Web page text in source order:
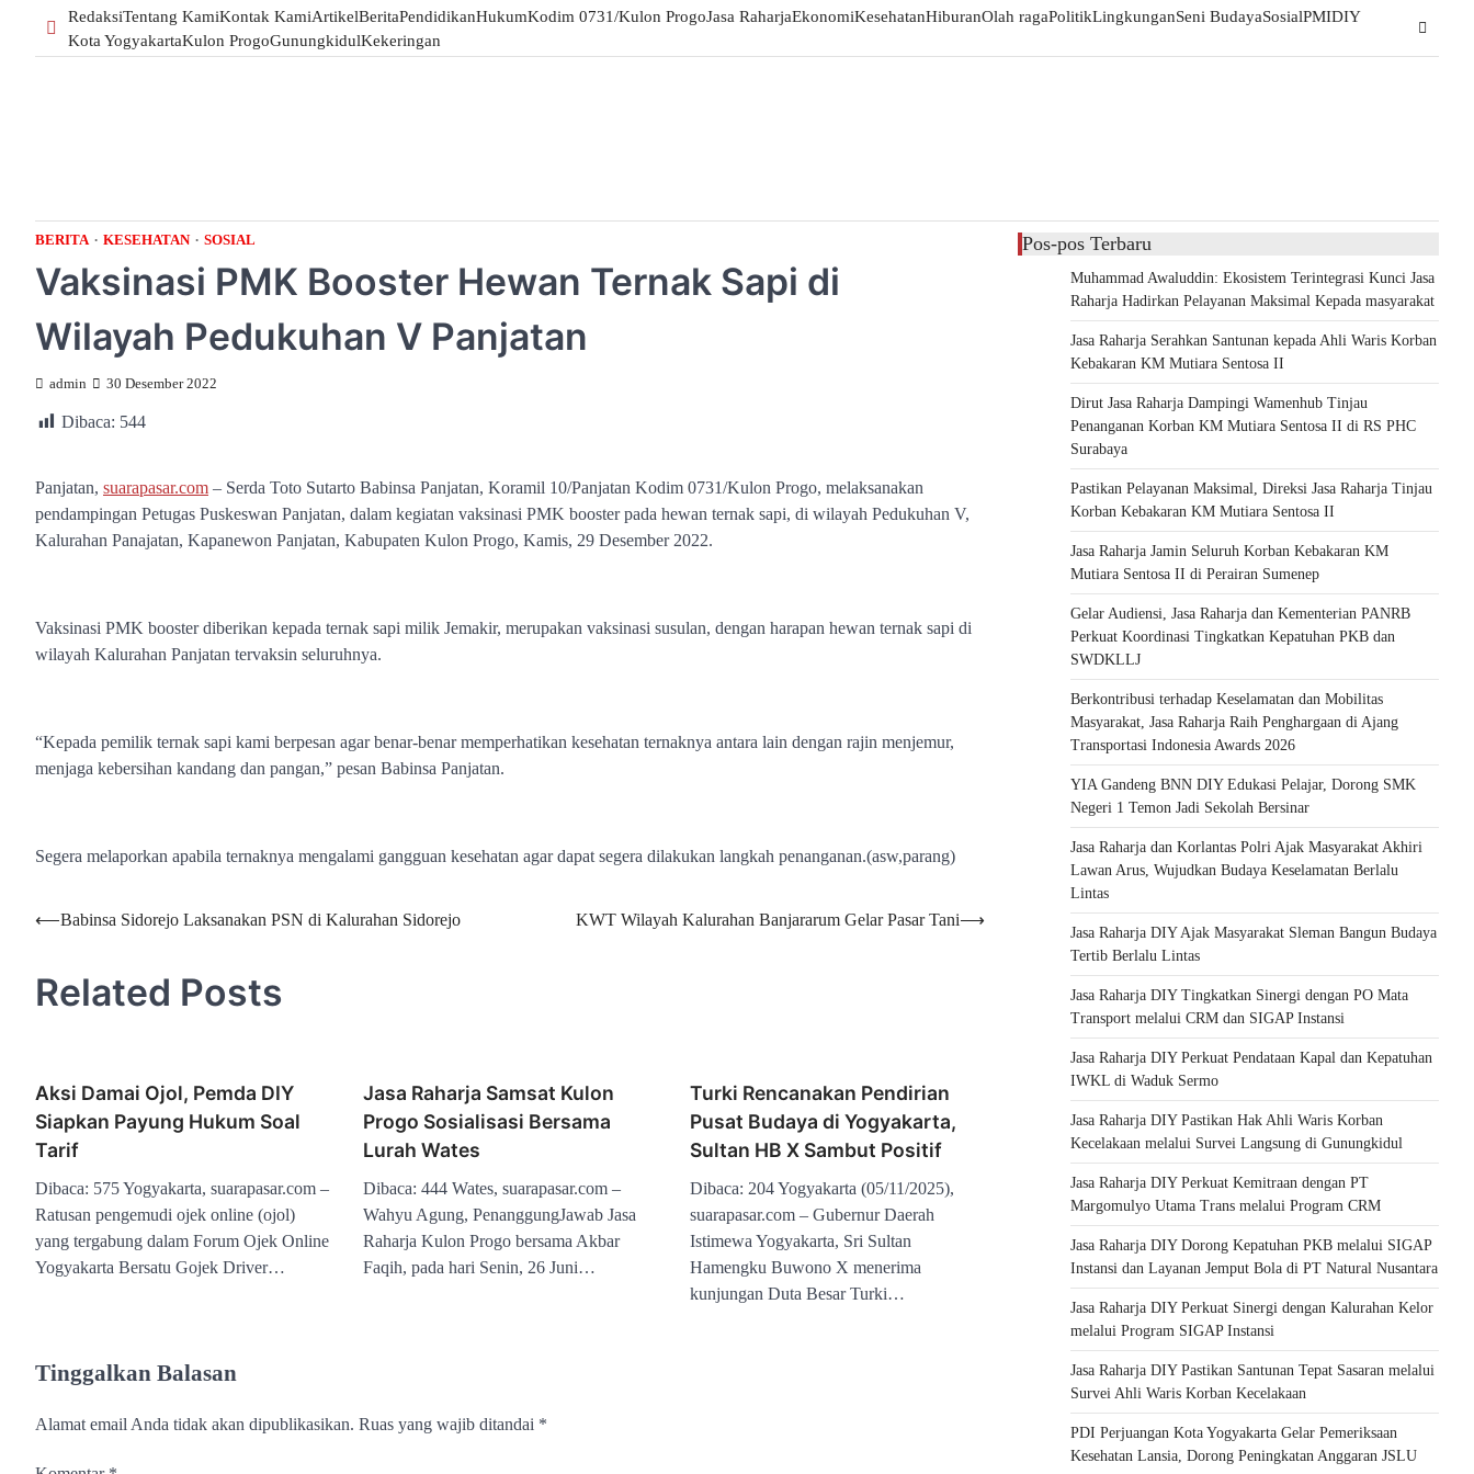
RedaksiTentang KamiKontak KamiArtikelBeritaPendidikanHukumKodim 0731/Kulon ProgoJasa RaharjaEkonomiKesehatanHiburanOlah ragaPolitikLingkunganSeni BudayaSosialPMIDIY
Kota YogyakartaKulon ProgoGunungkidulKekeringan
BERITA KESEHATAN SOSIAL
Vaksinasi PMK Booster Hewan Ternak Sapi di
Wilayah Pedukuhan V Panjatan
admin 30 Desember 2022
Dibaca: 544
Panjatan, suarapasar.com – Serda Toto Sutarto Babinsa Panjatan, Koramil 10/Panjatan Kodim 0731/Kulon Progo, melaksanakan
pendampingan Petugas Puskeswan Panjatan, dalam kegiatan vaksinasi PMK booster pada hewan ternak sapi, di wilayah Pedukuhan V,
Kalurahan Panajatan, Kapanewon Panjatan, Kabupaten Kulon Progo, Kamis, 29 Desember 2022.
Vaksinasi PMK booster diberikan kepada ternak sapi milik Jemakir, merupakan vaksinasi susulan, dengan harapan hewan ternak sapi di
wilayah Kalurahan Panjatan tervaksin seluruhnya.
“Kepada pemilik ternak sapi kami berpesan agar benar-benar memperhatikan kesehatan ternaknya antara lain dengan rajin menjemur,
menjaga kebersihan kandang dan pangan,” pesan Babinsa Panjatan.
Segera melaporkan apabila ternaknya mengalami gangguan kesehatan agar dapat segera dilakukan langkah penanganan.(asw,parang)
Navigasi
⟵Babinsa Sidorejo Laksanakan PSN di Kalurahan Sidorejo KWT Wilayah Kalurahan Banjararum Gelar Pasar Tani⟶
Related Posts
Aksi Damai Ojol, Pemda DIY
Siapkan Payung Hukum Soal
Tarif
Dibaca: 575 Yogyakarta, suarapasar.com –
Ratusan pengemudi ojek online (ojol)
yang tergabung dalam Forum Ojek Online
Yogyakarta Bersatu Gojek Driver…
Jasa Raharja Samsat Kulon
Progo Sosialisasi Bersama
Lurah Wates
Dibaca: 444 Wates, suarapasar.com –
Wahyu Agung, PenanggungJawab Jasa
Raharja Kulon Progo bersama Akbar
Faqih, pada hari Senin, 26 Juni…
Turki Rencanakan Pendirian
Pusat Budaya di Yogyakarta,
Sultan HB X Sambut Positif
Dibaca: 204 Yogyakarta (05/11/2025),
suarapasar.com – Gubernur Daerah
Istimewa Yogyakarta, Sri Sultan
Hamengku Buwono X menerima
kunjungan Duta Besar Turki…
Tinggalkan Balasan
Alamat email Anda tidak akan dipublikasikan. Ruas yang wajib ditandai *
Pos-pos Terbaru
Muhammad Awaluddin: Ekosistem Terintegrasi Kunci Jasa
Raharja Hadirkan Pelayanan Maksimal Kepada masyarakat
Jasa Raharja Serahkan Santunan kepada Ahli Waris Korban
Kebakaran KM Mutiara Sentosa II
Dirut Jasa Raharja Dampingi Wamenhub Tinjau
Penanganan Korban KM Mutiara Sentosa II di RS PHC
Surabaya
Pastikan Pelayanan Maksimal, Direksi Jasa Raharja Tinjau
Korban Kebakaran KM Mutiara Sentosa II
Jasa Raharja Jamin Seluruh Korban Kebakaran KM
Mutiara Sentosa II di Perairan Sumenep
Gelar Audiensi, Jasa Raharja dan Kementerian PANRB
Perkuat Koordinasi Tingkatkan Kepatuhan PKB dan
SWDKLLJ
Berkontribusi terhadap Keselamatan dan Mobilitas
Masyarakat, Jasa Raharja Raih Penghargaan di Ajang
Transportasi Indonesia Awards 2026
YIA Gandeng BNN DIY Edukasi Pelajar, Dorong SMK
Negeri 1 Temon Jadi Sekolah Bersinar
Jasa Raharja dan Korlantas Polri Ajak Masyarakat Akhiri
Lawan Arus, Wujudkan Budaya Keselamatan Berlalu
Lintas
Jasa Raharja DIY Ajak Masyarakat Sleman Bangun Budaya
Tertib Berlalu Lintas
Jasa Raharja DIY Tingkatkan Sinergi dengan PO Mata
Transport melalui CRM dan SIGAP Instansi
Jasa Raharja DIY Perkuat Pendataan Kapal dan Kepatuhan
IWKL di Waduk Sermo
Jasa Raharja DIY Pastikan Hak Ahli Waris Korban
Kecelakaan melalui Survei Langsung di Gunungkidul
Jasa Raharja DIY Perkuat Kemitraan dengan PT
Margomulyo Utama Trans melalui Program CRM
Jasa Raharja DIY Dorong Kepatuhan PKB melalui SIGAP
Instansi dan Layanan Jemput Bola di PT Natural Nusantara
Jasa Raharja DIY Perkuat Sinergi dengan Kalurahan Kelor
melalui Program SIGAP Instansi
Jasa Raharja DIY Pastikan Santunan Tepat Sasaran melalui
Survei Ahli Waris Korban Kecelakaan
PDI Perjuangan Kota Yogyakarta Gelar Pemeriksaan
Kesehatan Lansia, Dorong Peningkatan Anggaran JSLU